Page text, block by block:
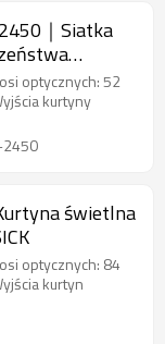
｜Siatka
optycznych: 52
kurtyny
świetlna
optycznych: 84
kurtyn